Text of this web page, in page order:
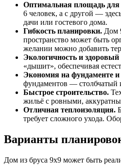
Оптимальная площадь
6 человек, а с другой —
дачи или гостевого дома.
Гибкость планировки. Дом
пространство может быть
желании можно добавить
Экологичность и
«дышит», обеспечивая
Экономия на фундаменте и
фундаментов — столбчатый
Быстрое строительство.
жильё с ровными,
Отличная теплоизоляция.
требует сложного ухода.
Варианты
Дом из бруса 9х9 может быть